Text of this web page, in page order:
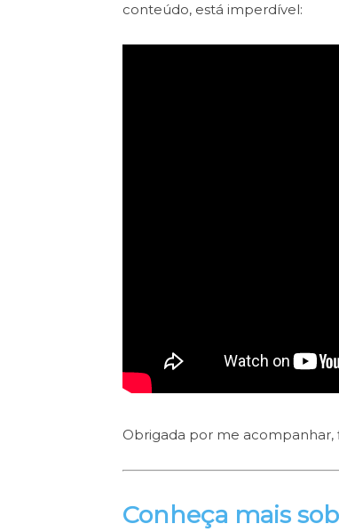
conteúdo, está imperdível:
Obrigada por me acompanhar,
Conheça mais